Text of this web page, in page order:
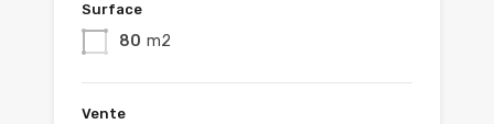
Surface
80 m2
Vente